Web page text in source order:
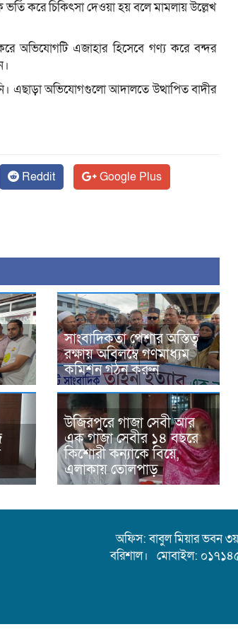
করে চিকিৎসা দেওয়া হয় বলে মামলায় উল্লেখ
অভিযোগটি এজাহার হিসেবে গণ্য করে বন্দর
এছাড়া অভিযোগগুলো আদালতে উত্থাপিত বাদীর
Reddit
Google Plus
সাংবাদিকতা পেশার অস্তিত্ব
রক্ষায় অবিলম্বে গণমাধ্যম
কমিশন গঠন করুন
উজিরপুরে গাজা সেবী আর
এক গাজা সেবীর ১৪ বছরে
কিশোরী কন্যাকে বিয়ে,
এলাকায় তোলপাড়
অফিস: বাবুল মিয়ার ভবন ৩য়
বরিশাল। মোবাইল: